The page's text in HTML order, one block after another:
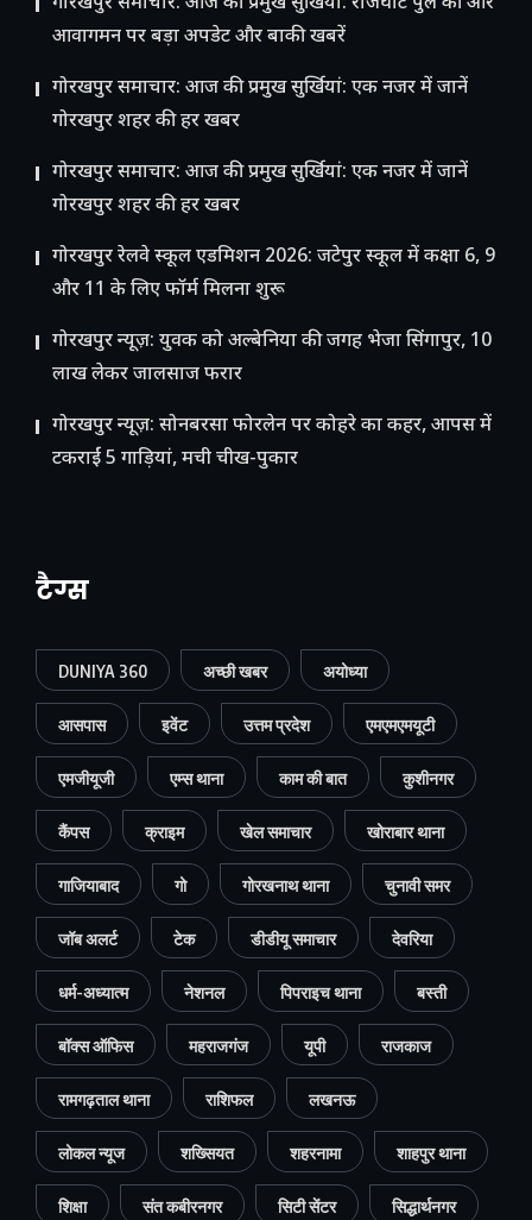
आवागमन पर बड़ा अपडेट और बाकी खबरें
गोरखपुर समाचार: आज की प्रमुख सुर्खियां: एक नजर में जानें
गोरखपुर शहर की हर खबर
गोरखपुर समाचार: आज की प्रमुख सुर्खियां: एक नजर में जानें
गोरखपुर शहर की हर खबर
गोरखपुर रेलवे स्कूल एडमिशन 2026: जटेपुर स्कूल में कक्षा 6, 9
और 11 के लिए फॉर्म मिलना शुरू
गोरखपुर न्यूज़: युवक को अल्बेनिया की जगह भेजा सिंगापुर, 10
लाख लेकर जालसाज फरार
गोरखपुर न्यूज़: सोनबरसा फोरलेन पर कोहरे का कहर, आपस में
टकराईं 5 गाड़ियां, मची चीख-पुकार
टैग्स
DUNIYA 360 अच्छी खबर अयोध्या
आसपास इवेंट उत्तम प्रदेश एमएमएमयूटी
एमजीयूजी एम्स थाना काम की बात कुशीनगर
कैंपस क्राइम खेल समाचार खोराबार थाना
गाजियाबाद गो गोरखनाथ थाना चुनावी समर
जॉब अलर्ट टेक डीडीयू समाचार देवरिया
धर्म-अध्यात्म नेशनल पिपराइच थाना बस्ती
बॉक्स ऑफिस महराजगंज यूपी राजकाज
रामगढ़ताल थाना राशिफल लखनऊ
लोकल न्यूज शख्सियत शहरनामा शाहपुर थाना
शिक्षा संत कबीरनगर सिटी सेंटर सिद्धार्थनगर